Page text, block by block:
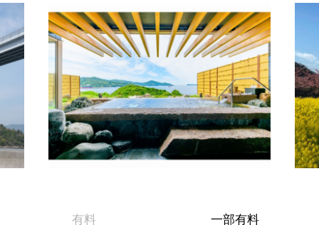
有料 一部有料